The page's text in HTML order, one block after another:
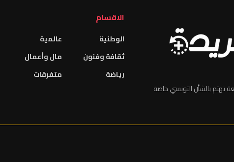
تهتم بالشأن التونسي خاصة
الاقسام
الوطنية
ثقافة وفنون
رياضة
عالمية
مال وأعمال
متفرقات